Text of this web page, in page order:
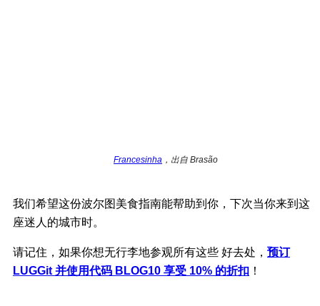
Francesinha ，出自 Brasão
我们希望这份波尔图美食指南能帮助到你，下次当你来到这
座迷人的城市时。
请记住，如果你想无行李地参观所有这些 好去处， 预订
LUGGit 并使用代码 BLOG10 享受 10% 的折扣 ！